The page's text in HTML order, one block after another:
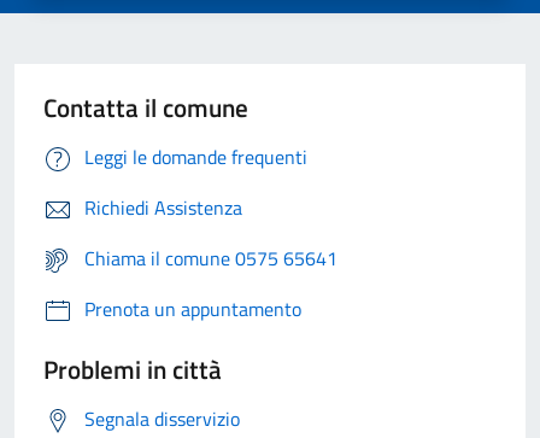
Contatta il comune
Leggi le domande frequenti
Richiedi Assistenza
Chiama il comune 0575 65641
Prenota un appuntamento
Problemi in città
Segnala disservizio